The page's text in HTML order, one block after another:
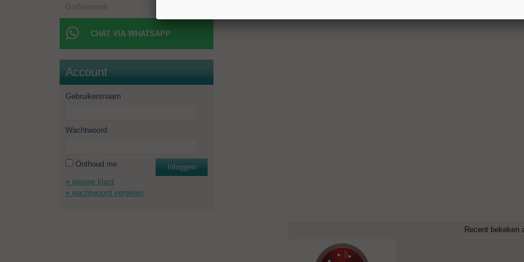
Grafsierwerk
CHAT VIA WHATSAPP
Account
Gebruikersnaam
Wachtwoord
Onthoud me
Inloggen
nieuwe klant
wachtwoord vergeten
Recent bekeken